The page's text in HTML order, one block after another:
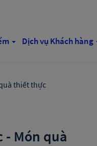
Dịch vụ Khách hàng
thiết thực
Món quà